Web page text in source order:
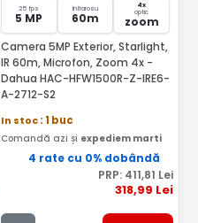
25 fps
5 MP
Infrarosu
60m
4x
optic
zoom
Camera 5MP Exterior, Starlight,
IR 60m, Microfon, Zoom 4x -
Dahua HAC-HFW1500R-Z-IRE6-
A-2712-S2
In stoc: 1 buc
Comandă azi și expediem marti
4 rate cu 0% dobândă
PRP: 411,81 Lei
318,99 Lei